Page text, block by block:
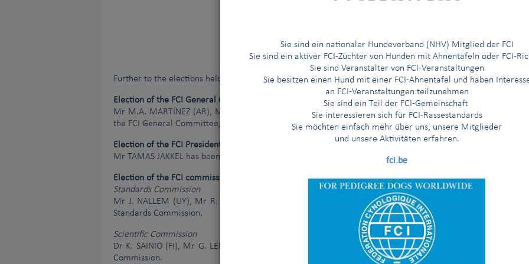
Sie sind ein nationaler Hundeverband (NHV) Mitglied der FCI
Sie sind ein aktiver FCI-Züchter von Hunden mit Ahnentafeln oder FCI-
Sie sind Veranstalter von FCI-Veranstaltungen
Sie besitzen einen Hund mit einer FCI-Ahnentafel und haben
an FCI-Veranstaltungen teilzunehmen
Sie sind ein Teil der FCI-Gemeinschaft
Sie interessieren sich für FCI-Rassestandards
Sie möchten einfach mehr über uns, unsere Mitglieder
und unsere Aktivitäten erfahren.
fci.be
FCI und CKC
Further to the elections held during theFCI General Assembly Meeting in Shanghai, the results are as
Election of the FCI General Committee members
Mr M.A. MARTÍNEZ (AR), Mr R. DE SANTIAGO (PR) and Mrs B. MÜLLER (CH) have been elected members
the FCI General Committee, for a four-year term.
Election of the FCI President
Mr TAMAS JAKKEL has been elected President of the FCI for a two-year term.
Election of the FCI commissions
Standards Commission
Mr J. NALLEM (UY), Mr R. OLIVEIRA (PT) and Mr P. MUNTEAN (RO) have been elected members of the
Standards Commission.
Scientific Commission
Dr K. SAINIO (FI), Mr G. LEROY (FR) and Mr N. LEMO (HR) have been elected members, of the FCI
Commission.